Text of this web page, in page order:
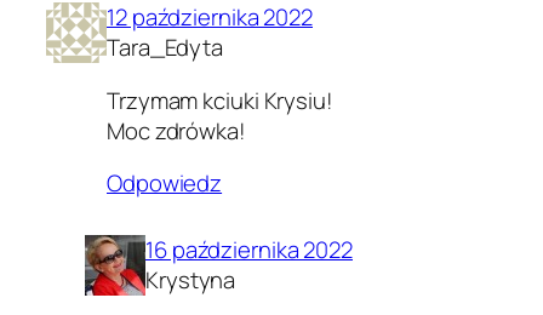
12 października 2022
Tara_Edyta
Trzymam kciuki Krysiu!
Moc zdrówka!
Odpowiedz
16 października 2022
Krystyna